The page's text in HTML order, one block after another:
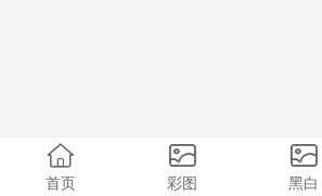
首页 彩图 黑白